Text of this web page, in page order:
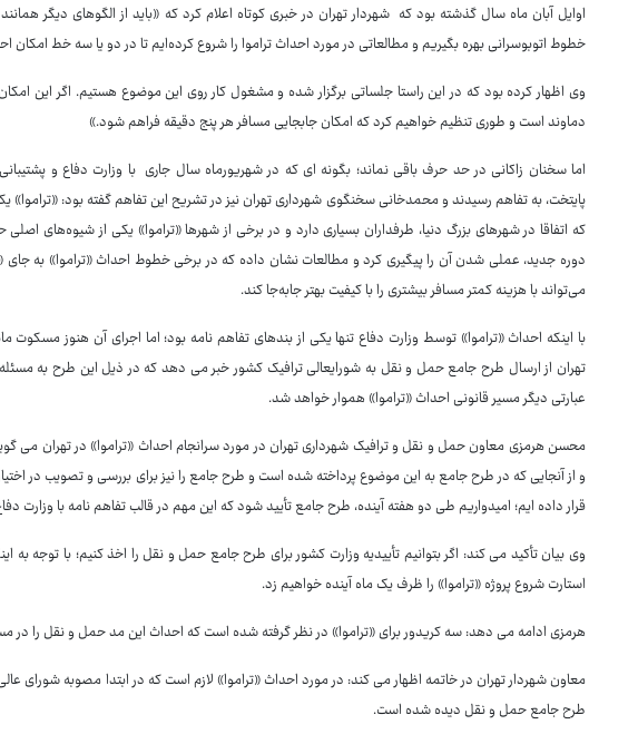
اوایل آبان ماه سال گذشته بود که شهردار تهران در خبری کوتاه اعلام کرد که «باید از الگوهای دیگر
خطوط اتوبوسرانی بهره بگیریم و مطالعاتی در مورد احداث تراموا را شروع کرده‌ایم تا در دو یا سه خط امکان
وی اظهار کرده بود که در این راستا جلساتی برگزار شده و مشغول کار روی این موضوع هستیم. اگر این
دماوند است و طوری تنظیم خواهیم کرد که امکان جابجایی مسافر هر پنج دقیقه فراهم شود.»
اما سخنان زاکانی در حد حرف باقی نماند؛ بگونه ای که در شهریورماه سال جاری با وزارت دفاع و
پایتخت، به تفاهم رسیدند و محمدخانی سخنگوی شهرداری تهران نیز در تشریح این تفاهم گفته بود:
که اتفاقا در شهرهای بزرگ دنیا، طرفداران بسیاری دارد و در برخی از شهرها «تراموا» یکی از شیوه‌های
دوره جدید، عملی‌ شدن آن را پیگیری کرد و مطالعات نشان داده که در برخی خطوط احداث «تراموا» به جای
می‌تواند با هزینه کمتر مسافر بیشتری را با کیفیت بهتر جابه‌جا کند.
با اینکه احداث «تراموا» توسط وزارت دفاع تنها یکی از بندهای تفاهم نامه بود؛ اما اجرای آن هنوز
تهران از ارسال طرح جامع حمل و نقل به شورایعالی ترافیک کشور خبر می دهد که در ذیل این طرح به مسئله
عبارتی دیگر مسیر قانونی احداث «تراموا» هموار خواهد شد.
محسن هرمزی معاون حمل و نقل و ترافیک شهرداری تهران در مورد سرانجام احداث «تراموا» در تهران می
و از آنجایی که در طرح جامع به این موضوع پرداخته شده است و طرح جامع را نیز برای بررسی و تصویب در
قرار داده ایم؛ امیدواریم طی دو هفته آینده، طرح جامع تأیید شود که این مهم در قالب تفاهم نامه با وزارت
وی بیان تأکید می کند: اگر بتوانیم تأییدیه وزارت کشور برای طرح جامع حمل و نقل را اخذ کنیم؛ با توجه به
استارت شروع پروژه «تراموا» را ظرف یک ماه آینده خواهیم زد.
هرمزی ادامه می دهد: سه کریدور برای «تراموا» در نظر گرفته شده است که احداث این مد حمل و نقل را در
معاون شهردار تهران در خاتمه اظهار می کند: در مورد احداث «تراموا» لازم است که در ابتدا مصوبه شورای
طرح جامع حمل و نقل دیده شده است.